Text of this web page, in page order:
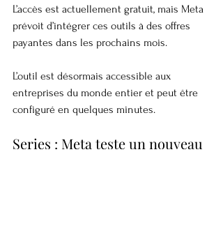
L’accès est actuellement gratuit, mais Meta
prévoit d’intégrer ces outils à des offres
payantes dans les prochains mois.
L’outil est désormais accessible aux
entreprises du monde entier et peut être
configuré en quelques minutes.
Series : Meta teste un nouveau